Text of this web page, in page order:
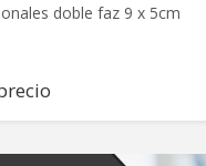
doble faz 9 x 5cm